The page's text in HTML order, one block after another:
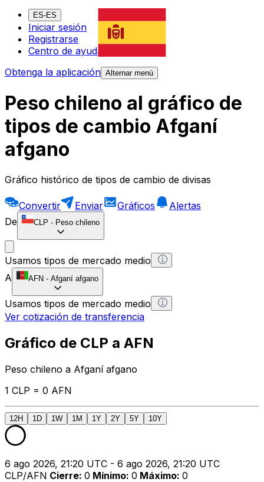
ES-ES
Iniciar sesión
Registrarse
Centro de ayuda
Obtenga la aplicación Alternar menú
Peso chileno al gráfico de
tipos de cambio Afganí
afgano
Gráfico histórico de tipos de cambio de divisas
Convertir Enviar Gráficos
Alertas
De
CLP - Peso chileno
Usamos tipos de mercado medio
A
AFN - Afganí afgano
Usamos tipos de mercado medio
Ver cotización de transferencia
Gráfico de CLP a AFN
Peso chileno a Afganí afgano
1 CLP = 0 AFN
12H 1D 1W 1M 1Y 2Y 5Y 10Y
6 ago 2026, 21:20 UTC - 6 ago 2026, 21:20 UTC
CLP/AFN Cierre: 0 Mínimo: 0 Máximo: 0